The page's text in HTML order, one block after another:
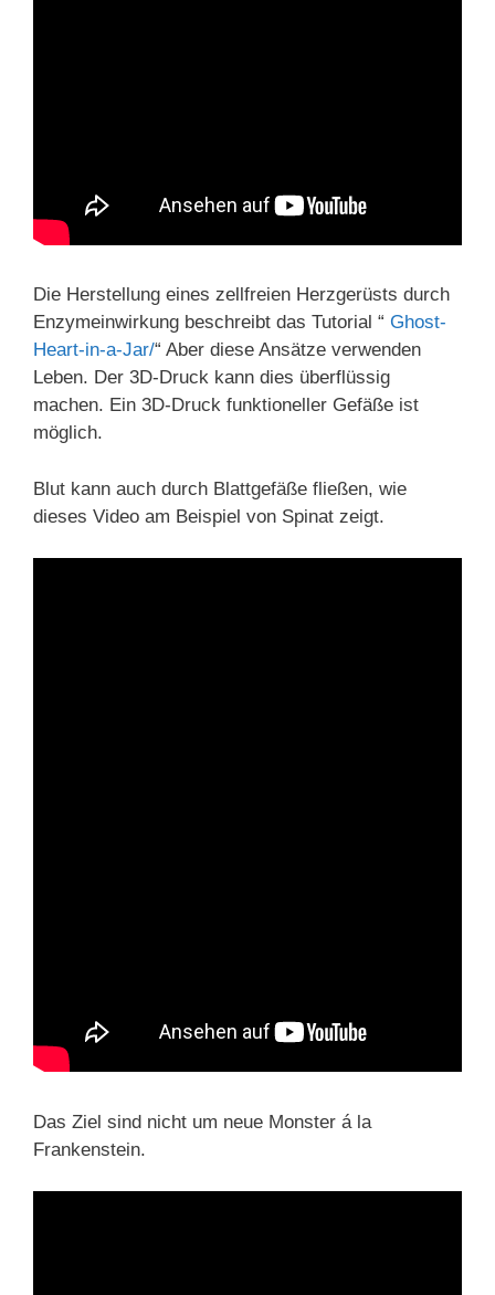
Die Herstellung eines zellfreien Herzgerüsts durch
Enzymeinwirkung beschreibt das Tutorial “ Ghost-
Heart-in-a-Jar/“ Aber diese Ansätze verwenden
Leben. Der 3D-Druck kann dies überflüssig
machen. Ein 3D-Druck funktioneller Gefäße ist
möglich.
Blut kann auch durch Blattgefäße fließen, wie
dieses Video am Beispiel von Spinat zeigt.
Das Ziel sind nicht um neue Monster á la
Frankenstein.